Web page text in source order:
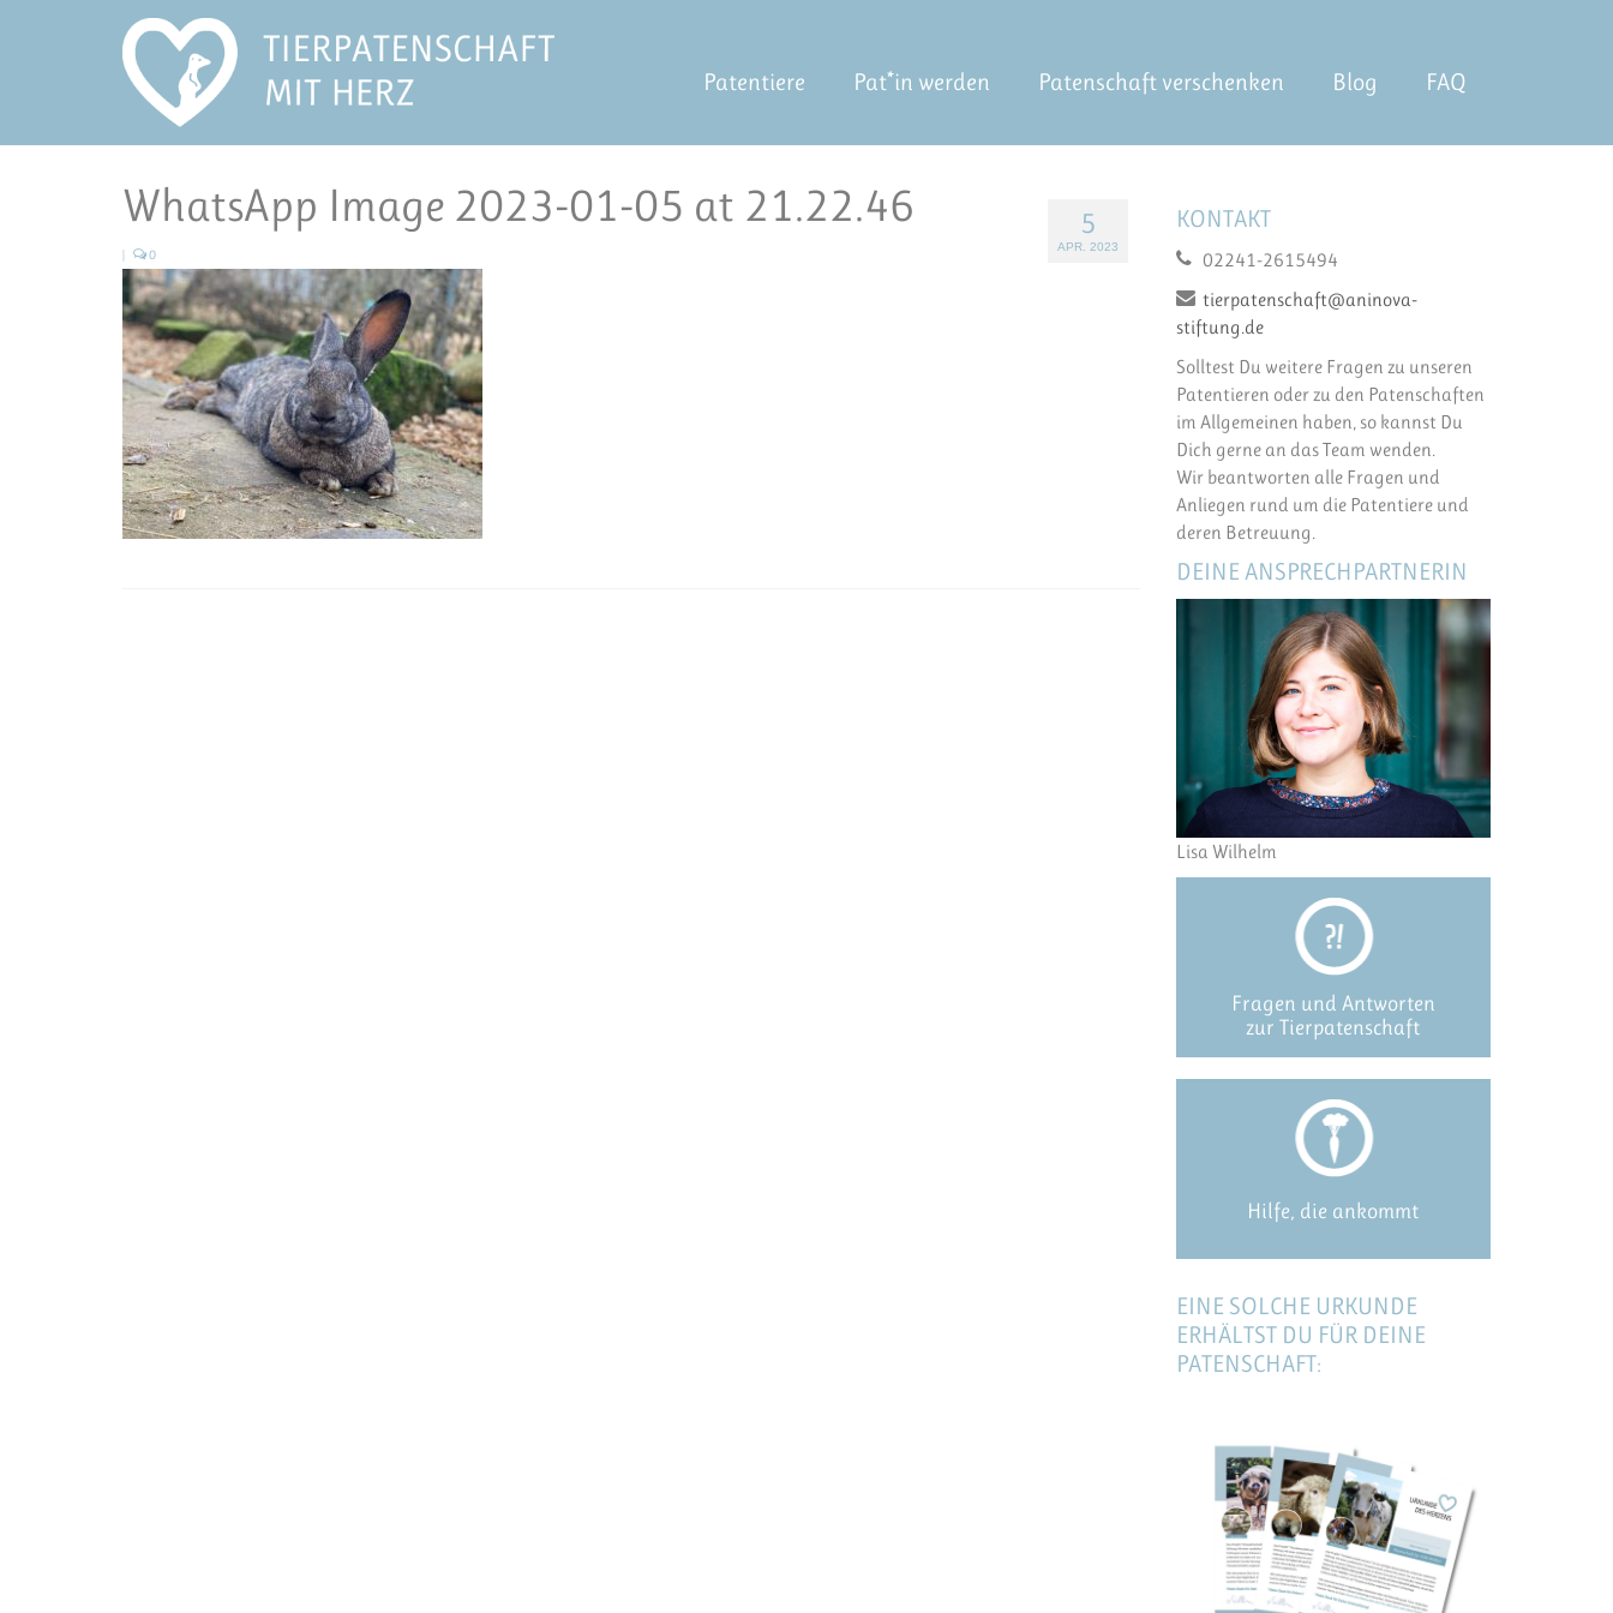
Patentiere Pat*in werden Patenschaft verschenken Blog FAQ
5
APR. 2023
WhatsApp Image 2023-01-05 at 21.22.46
0
KONTAKT
02241-2615494
tierpatenschaft@aninova-
stiftung.de
Solltest Du weitere Fragen zu unseren
Patentieren oder zu den Patenschaften
im Allgemeinen haben, so kannst Du
Dich gerne an das Team wenden.
Wir beantworten alle Fragen und
Anliegen rund um die Patentiere und
deren Betreuung.
DEINE ANSPRECHPARTNERIN
Lisa Wilhelm
Fragen und Antworten
zur Tierpatenschaft
Hilfe, die ankommt
EINE SOLCHE URKUNDE
ERHÄLTST DU FÜR DEINE
PATENSCHAFT: